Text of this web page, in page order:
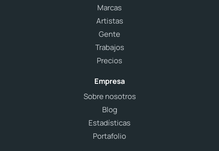
Marcas
Artistas
Gente
Trabajos
Precios
Empresa
Sobre nosotros
Blog
Estadísticas
Portafolio